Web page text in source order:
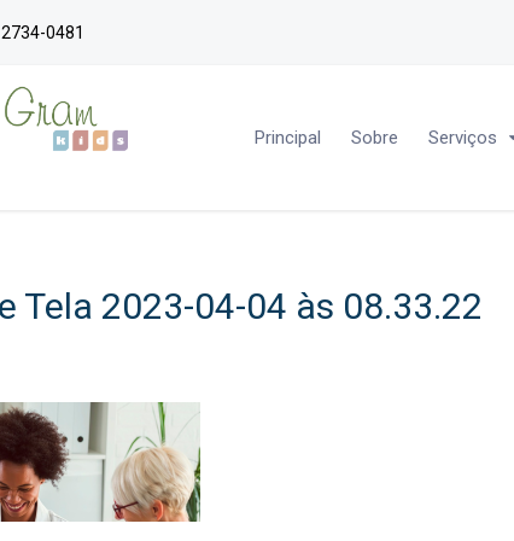
0481
Principal Sobre Serviços
Tela 2023-04-04 às 08.33.22